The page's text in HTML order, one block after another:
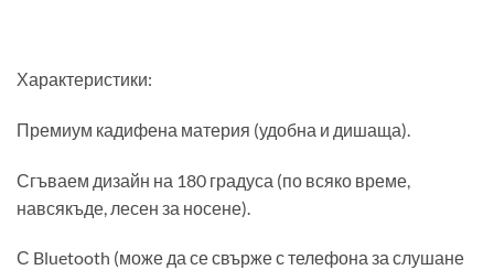
Характеристики:
Премиум кадифена материя (удобна и дишаща).
Сгъваем дизайн на 180 градуса (по всяко време,
навсякъде, лесен за носене).
С Bluetooth (може да се свърже с телефона за слушане